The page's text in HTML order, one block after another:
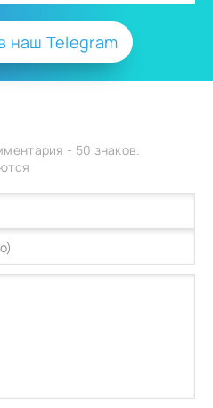
наш Telegram
- 50 знаков.